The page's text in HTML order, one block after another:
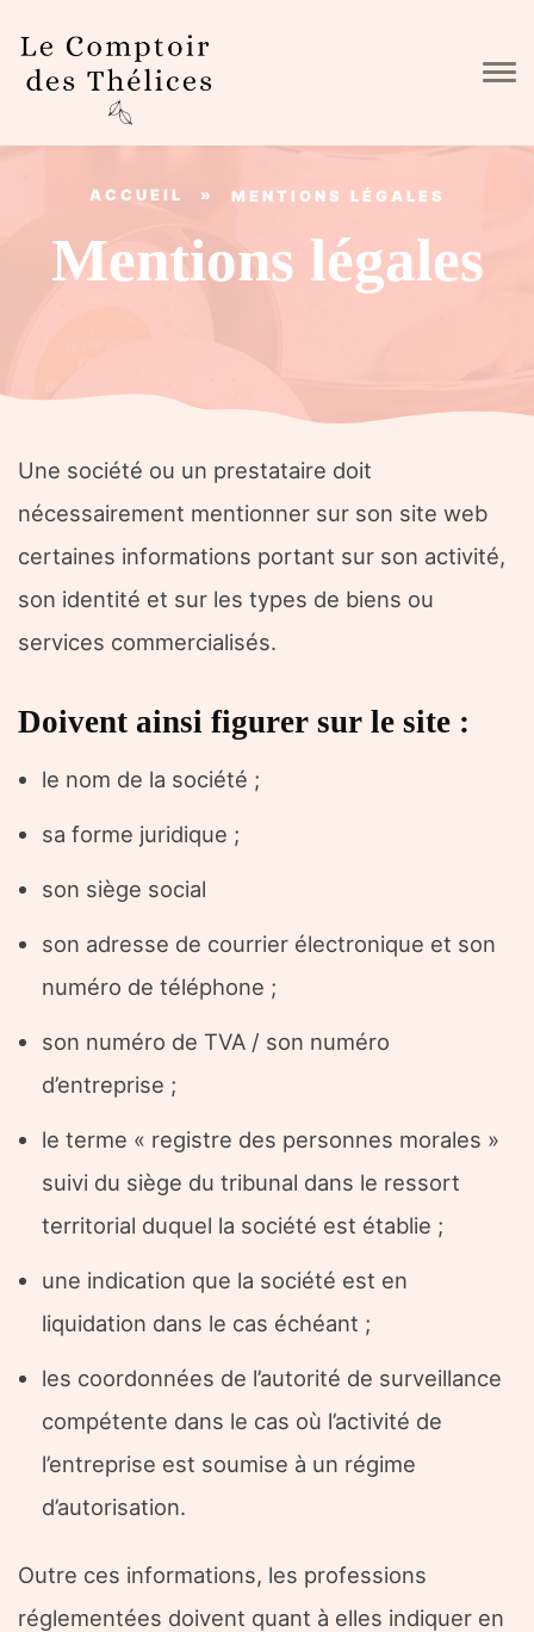
Mentions légales
ACCUEIL » MENTIONS LÉGALES
Une société ou un prestataire doit
nécessairement mentionner sur son site web
certaines informations portant sur son activité,
son identité et sur les types de biens ou
services commercialisés.
Doivent ainsi figurer sur le site :
le nom de la société ;
sa forme juridique ;
son siège social
son adresse de courrier électronique et son
numéro de téléphone ;
son numéro de TVA / son numéro
d’entreprise ;
le terme « registre des personnes morales »
suivi du siège du tribunal dans le ressort
territorial duquel la société est établie ;
une indication que la société est en
liquidation dans le cas échéant ;
les coordonnées de l’autorité de surveillance
compétente dans le cas où l’activité de
l’entreprise est soumise à un régime
d’autorisation.
Outre ces informations, les professions
réglementées doivent quant à elles indiquer en